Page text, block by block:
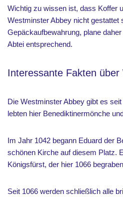
Wichtig zu wissen ist, dass Koffer
Westminster Abbey nicht gestattet
Gepäckaufbewahrung, plane
Abtei entsprechend.
Interessante Fakten
Die Westminster Abbey gibt es
lebten hier Benediktinermönche
Im Jahr 1042 begann Eduard der
schönen Kirche auf diesem Platz.
Königsfürst, der hier 1066
Seit 1066 werden schließlich alle